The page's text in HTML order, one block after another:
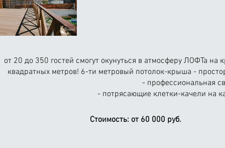
от 20 до 350 гостей смогут окунуться в атмосферу ЛОФТа
квадратных метров! 6-ти метровый потолок-крыша -
- профессиональная
- потрясающие клетки-качели на
Стоимость: от 60 000 руб.